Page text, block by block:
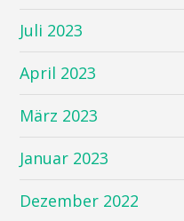
Juli 2023
April 2023
März 2023
Januar 2023
Dezember 2022